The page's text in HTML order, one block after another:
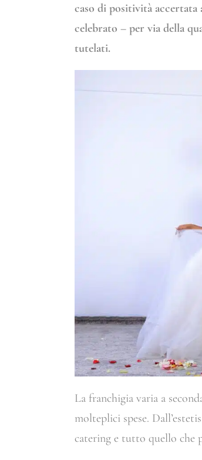
caso di positività
celebrato – per via della
tutelati.
La franchigia varia a
molteplici spese.
catering e tutto quello che